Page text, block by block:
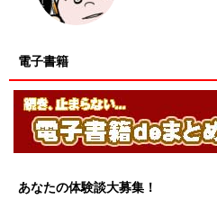
電子書籍
あなたの体験談大募集！